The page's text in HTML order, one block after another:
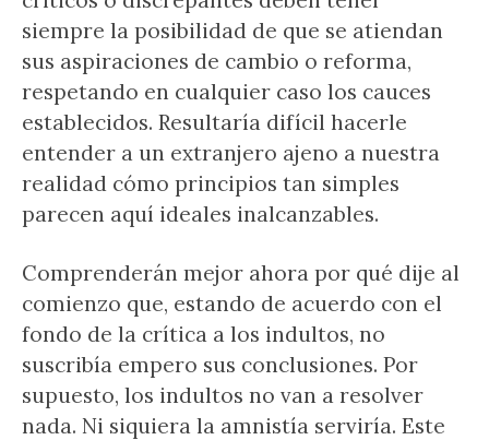
siempre la posibilidad de que se atiendan
sus aspiraciones de cambio o reforma,
respetando en cualquier caso los cauces
establecidos. Resultaría difícil hacerle
entender a un extranjero ajeno a nuestra
realidad cómo principios tan simples
parecen aquí ideales inalcanzables.
Comprenderán mejor ahora por qué dije al
comienzo que, estando de acuerdo con el
fondo de la crítica a los indultos, no
suscribía empero sus conclusiones. Por
supuesto, los indultos no van a resolver
nada. Ni siquiera la amnistía serviría. Este